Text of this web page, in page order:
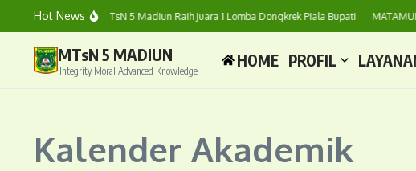
Hot News
Tim Dongkrek MTsN 5 Madiun Raih Juara 1 Lomba Dongkrek Piala Bupati
MTsN 5 MADIUN
Integrity Moral Advanced Knowledge
HOME PROFIL
Kalender Akademik